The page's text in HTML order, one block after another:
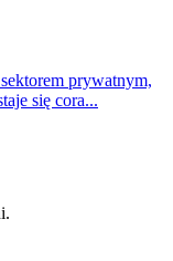
prywatnym,
się cora...